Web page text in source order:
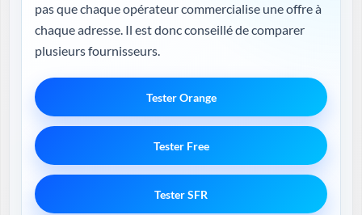
pas que chaque opérateur commercialise une offre à
chaque adresse. Il est donc conseillé de comparer
plusieurs fournisseurs.
Tester Orange
Tester Free
Tester SFR